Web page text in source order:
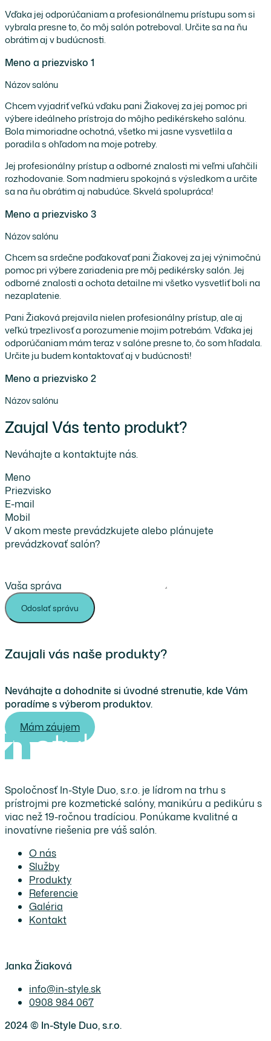
Vďaka jej odporúčaniam a profesionálnemu prístupu som si
vybrala presne to, čo môj salón potreboval. Určite sa na ňu
obrátim aj v budúcnosti.
Meno a priezvisko 1
Názov salónu
Chcem vyjadriť veľkú vďaku pani Žiakovej za jej pomoc pri
výbere ideálneho prístroja do môjho pedikérskeho salónu.
Bola mimoriadne ochotná, všetko mi jasne vysvetlila a
poradila s ohľadom na moje potreby.
Jej profesionálny prístup a odborné znalosti mi veľmi uľahčili
rozhodovanie. Som nadmieru spokojná s výsledkom a určite
sa na ňu obrátim aj nabudúce. Skvelá spolupráca!
Meno a priezvisko 3
Názov salónu
Chcem sa srdečne poďakovať pani Žiakovej za jej výnimočnú
pomoc pri výbere zariadenia pre môj pedikérsky salón. Jej
odborné znalosti a ochota detailne mi všetko vysvetliť boli na
nezaplatenie.
Pani Žiaková prejavila nielen profesionálny prístup, ale aj
veľkú trpezlivosť a porozumenie mojim potrebám. Vďaka jej
odporúčaniam mám teraz v salóne presne to, čo som hľadala.
Určite ju budem kontaktovať aj v budúcnosti!
Meno a priezvisko 2
Názov salónu
Zaujal Vás tento produkt?
Neváhajte a kontaktujte nás.
Meno
Priezvisko
E-mail
Mobil
V akom meste prevádzkujete alebo plánujete
prevádzkovať salón?
Vaša správa
Odoslať správu
Zaujali vás naše produkty?
Neváhajte a dohodnite si úvodné strenutie, kde Vám
poradíme s výberom produktov.
Mám záujem
Spoločnosť In-Style Duo, s.r.o. je lídrom na trhu s
prístrojmi pre kozmetické salóny, manikúru a pedikúru s
viac než 19-ročnou tradíciou. Ponúkame kvalitné a
inovatívne riešenia pre váš salón.
O nás
Služby
Produkty
Referencie
Galéria
Kontakt
Janka Žiaková
info@in-style.sk
0908 984 067
2024 © In-Style Duo, s.r.o.